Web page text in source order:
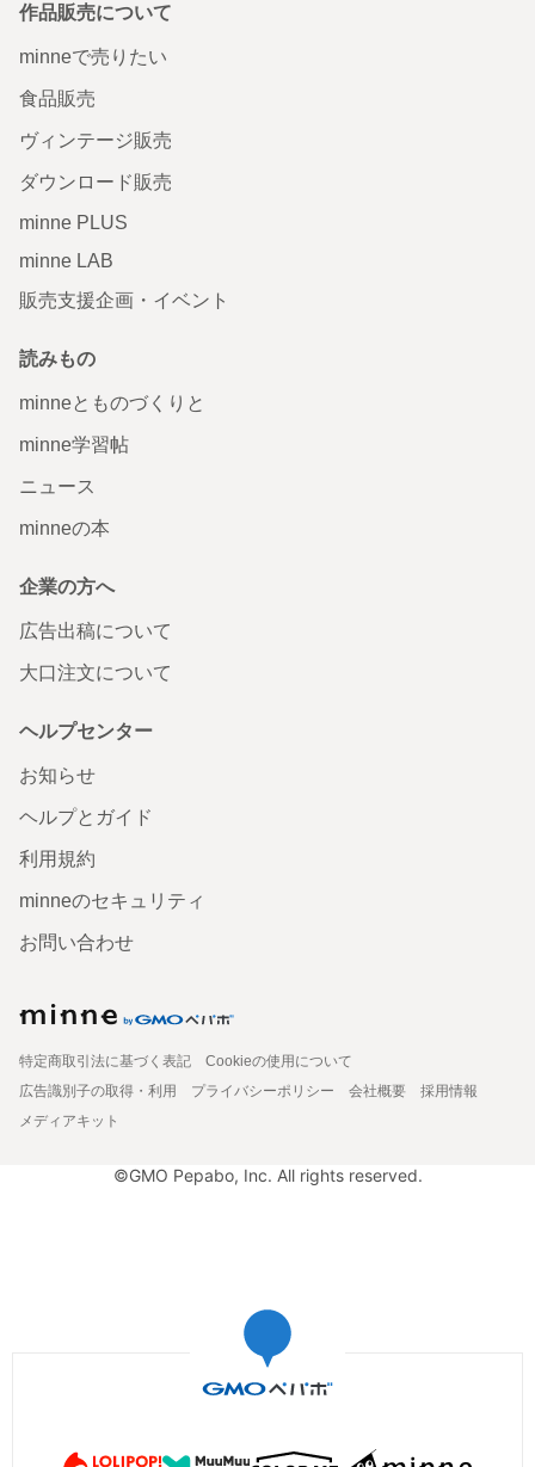
作品販売について
minneで売りたい
食品販売
ヴィンテージ販売
ダウンロード販売
minne PLUS
minne LAB
販売支援企画・イベント
読みもの
minneとものづくりと
minne学習帖
ニュース
minneの本
企業の方へ
広告出稿について
大口注文について
ヘルプセンター
お知らせ
ヘルプとガイド
利用規約
minneのセキュリティ
お問い合わせ
特定商取引法に基づく表記
Cookieの使用について
広告識別子の取得・利用
プライバシーポリシー 会社概要
採用情報
メディアキット
©GMO Pepabo, Inc. All rights reserved.